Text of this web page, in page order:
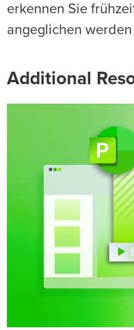
erkennen Sie
angeglichen werden
Additional